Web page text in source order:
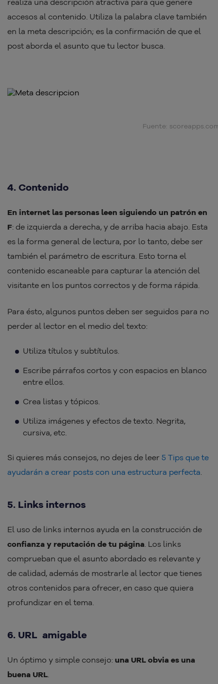
realiza una descripción atractiva para que genere
accesos al contenido. Utiliza la palabra clave también
en la meta descripción; es la confirmación de que el
post aborda el asunto que tu lector busca.
Fuente:
4. Contenido
En internet las personas leen siguiendo un patrón en
F: de izquierda a derecha, y de arriba hacia abajo. Esta
es la forma general de lectura, por lo tanto, debe ser
también el parámetro de escritura. Esto torna el
contenido escaneable para capturar la atención del
visitante en los puntos correctos y de forma rápida.
Para ésto, algunos puntos deben ser seguidos para no
perder al lector en el medio del texto:
Utiliza títulos y subtítulos.
Escribe párrafos cortos y con espacios en blanco
entre ellos.
Crea listas y tópicos.
Utiliza imágenes y efectos de texto. Negrita,
cursiva, etc.
Si quieres más consejos, no dejes de leer 5 Tips que te
ayudarán a crear posts con una estructura perfecta.
5. Links internos
El uso de links internos ayuda en la construcción de
confianza y reputación de tu página. Los links
comprueban que el asunto abordado es relevante y
de calidad, además de mostrarle al lector que tienes
otros contenidos para ofrecer, en caso que quiera
profundizar en el tema.
6. URL amigable
Un óptimo y simple consejo: una URL obvia es una
buena URL.